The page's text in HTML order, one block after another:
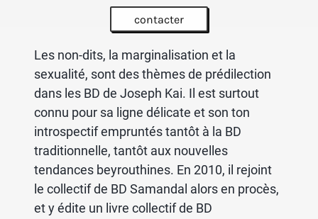
contacter
Les non-dits, la marginalisation et la
sexualité, sont des thèmes de prédilection
dans les BD de Joseph Kai. Il est surtout
connu pour sa ligne délicate et son ton
introspectif empruntés tantôt à la BD
traditionnelle, tantôt aux nouvelles
tendances beyrouthines. En 2010, il rejoint
le collectif de BD Samandal alors en procès,
et y édite un livre collectif de BD